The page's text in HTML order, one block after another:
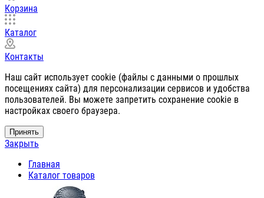
Корзина
Каталог
Контакты
Наш сайт использует cookie (файлы с данными о прошлых
посещениях сайта) для персонализации сервисов и удобства
пользователей. Вы можете запретить сохранение cookie в
настройках своего браузера.
Принять
Закрыть
Главная
Каталог товаров